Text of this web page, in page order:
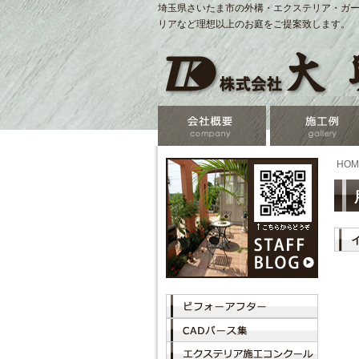
埼玉県さいたま市の外構・エクステリア・ガ
リアなど理想以上のお庭をご提案致します。